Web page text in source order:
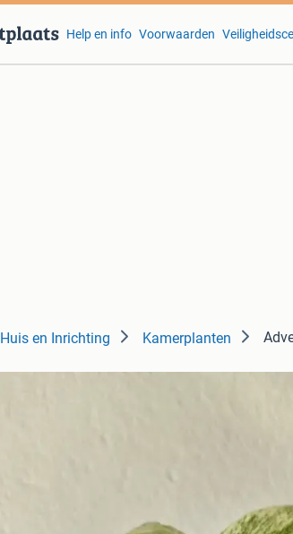
Help en info Voorwaarden
Huis en Inrichting Kamerplanten